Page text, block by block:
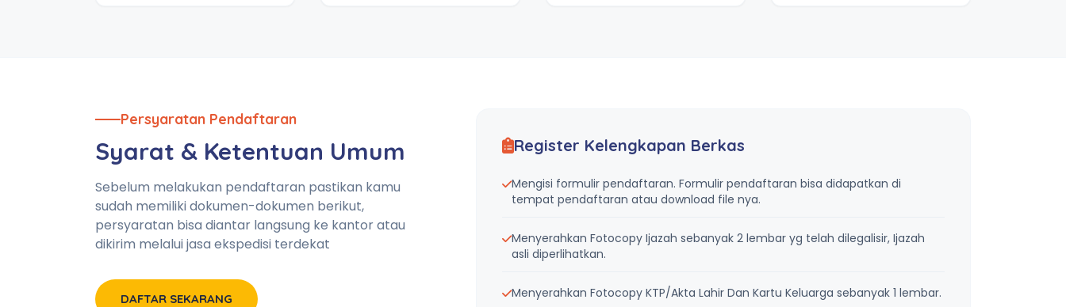
Persyaratan Pendaftaran
Syarat & Ketentuan Umum
Sebelum melakukan pendaftaran pastikan kamu
sudah memiliki dokumen-dokumen berikut,
persyaratan bisa diantar langsung ke kantor atau
dikirim melalui jasa ekspedisi terdekat
DAFTAR SEKARANG
Register Kelengkapan Berkas
Mengisi formulir pendaftaran. Formulir pendaftaran bisa didapatkan di
tempat pendaftaran atau download file nya.
Menyerahkan Fotocopy Ijazah sebanyak 2 lembar yg telah dilegalisir, Ijazah
asli diperlihatkan.
Menyerahkan Fotocopy KTP/Akta Lahir Dan Kartu Keluarga sebanyak 1 lembar.